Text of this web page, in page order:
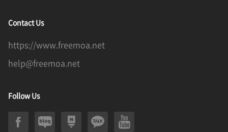
Contact Us
https://www.freemoa.net
help@freemoa.net
Follow Us